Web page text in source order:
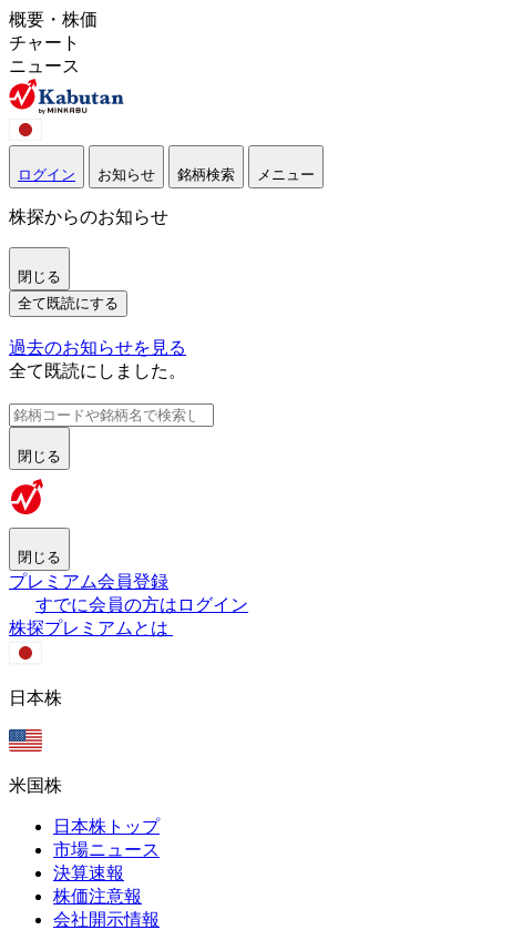
概要・株価
チャート
ニュース
ログイン お知らせ 銘柄検索 メニュー
株探からのお知らせ
閉じる
全て既読にする
過去のお知らせを見る
全て既読にしました。
閉じる
閉じる
プレミアム会員登録
すでに会員の方はログイン
株探プレミアムとは
日本株
米国株
日本株トップ
市場ニュース
決算速報
株価注意報
会社開示情報